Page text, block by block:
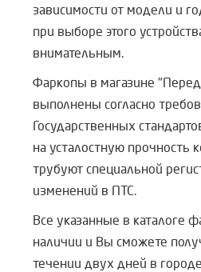
зависимости от модели и
при выборе этого
внимательным.
Фаркопы в магазине
выполнены согласно
Государственных
на усталостную прочность
трубуют специальной
изменений в ПТС.
Все указанные в каталоге
наличии и Вы сможете
течении двух дней в